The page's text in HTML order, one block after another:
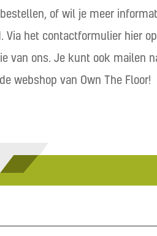
of wil je meer
Via het contactformulier hier
van ons. Je kunt ook mailen
webshop van Own The Floor!